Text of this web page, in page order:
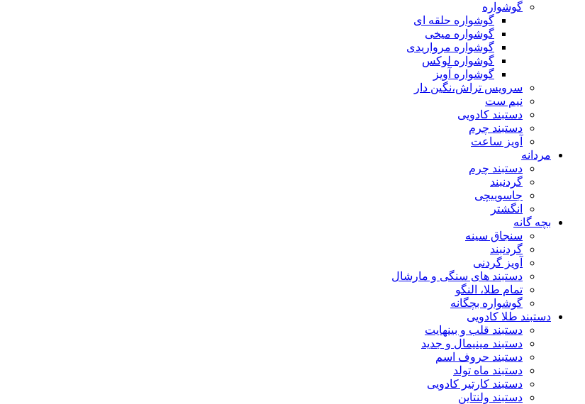
گوشواره
گوشواره حلقه ای
گوشواره میخی
گوشواره مرواریدی
گوشواره لوکس
گوشواره آویز
سرویس تراش،نگین دار
نیم ست
دستبند کادویی
دستبند چرم
آویز ساعت
مردانه
دستبند چرم
گردنبند
جاسوییچی
انگشتر
بچه گانه
سنجاق سینه
گردنبند
آویز گردنی
دستبند های سنگی و مارشال
تمام طلا، النگو
گوشواره بچگانه
دستبند طلا کادویی
دستبند قلب و بینهایت
دستبند مینیمال و جدید
دستبند حروف اسم
دستبند ماه تولد
دستبند کارتیر کادویی
دستبند ولنتاین